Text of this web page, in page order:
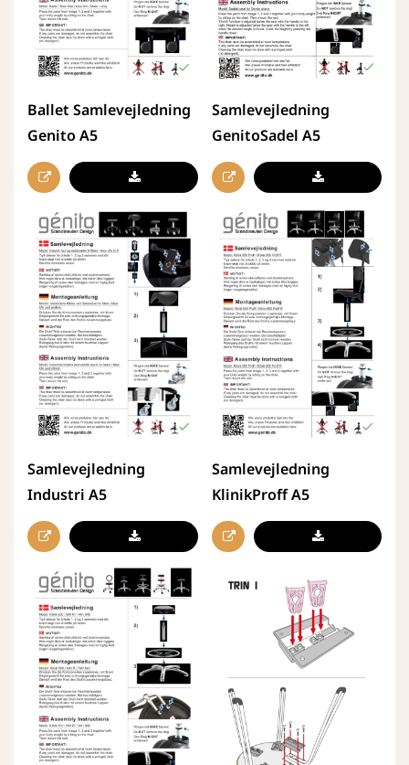
Ballet Samlevejledning
Genito A5
Samlevejledning
GenitoSadel A5
Samlevejledning
Industri A5
Samlevejledning
KlinikProff A5